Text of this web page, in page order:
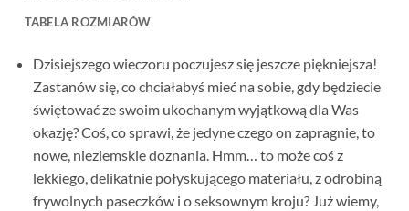
TABELA ROZMIARÓW
Dzisiejszego wieczoru poczujesz się jeszcze piękniejsza!
Zastanów się, co chciałabyś mieć na sobie, gdy będziecie
świętować ze swoim ukochanym wyjątkową dla Was
okazję? Coś, co sprawi, że jedyne czego on zapragnie, to
nowe, nieziemskie doznania. Hmm… to może coś z
lekkiego, delikatnie połyskującego materiału, z odrobiną
frywolnych paseczków i o seksownym kroju? Już wiemy,